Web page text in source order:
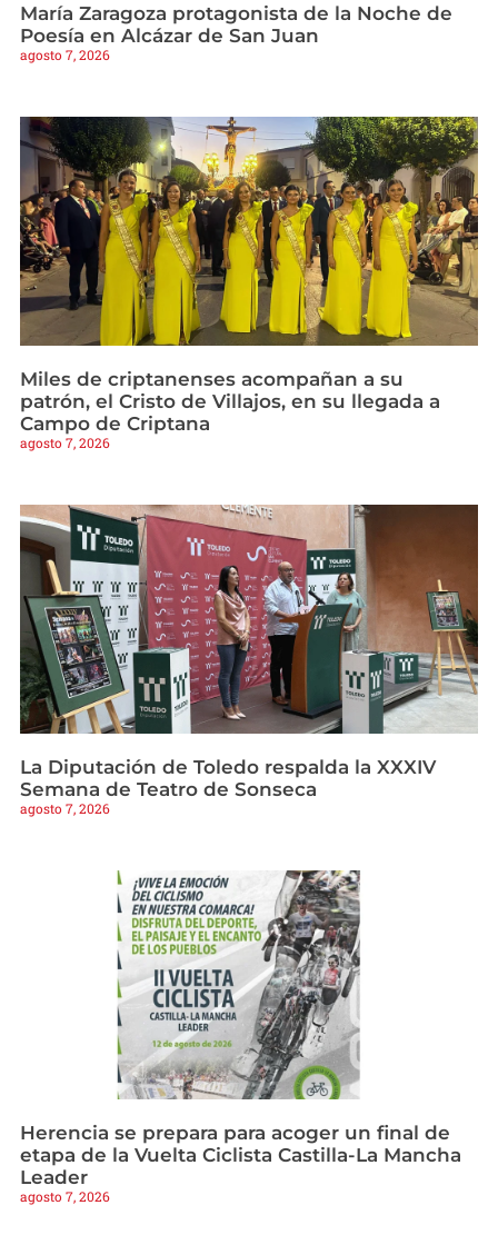
María Zaragoza protagonista de la Noche de
Poesía en Alcázar de San Juan
agosto 7, 2026
Miles de criptanenses acompañan a su
patrón, el Cristo de Villajos, en su llegada a
Campo de Criptana
agosto 7, 2026
La Diputación de Toledo respalda la XXXIV
Semana de Teatro de Sonseca
agosto 7, 2026
Herencia se prepara para acoger un final de
etapa de la Vuelta Ciclista Castilla-La Mancha
Leader
agosto 7, 2026